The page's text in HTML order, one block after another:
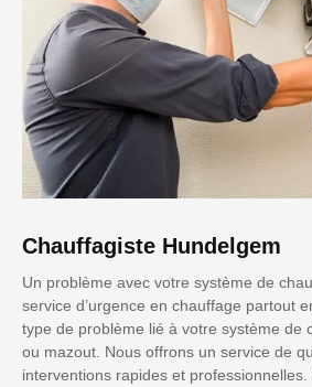
Chauffagiste Hundelgem
Un problème avec votre système de
service d’urgence en chauffage partout
type de problème lié à votre système de
ou mazout. Nous offrons un service de
interventions rapides et